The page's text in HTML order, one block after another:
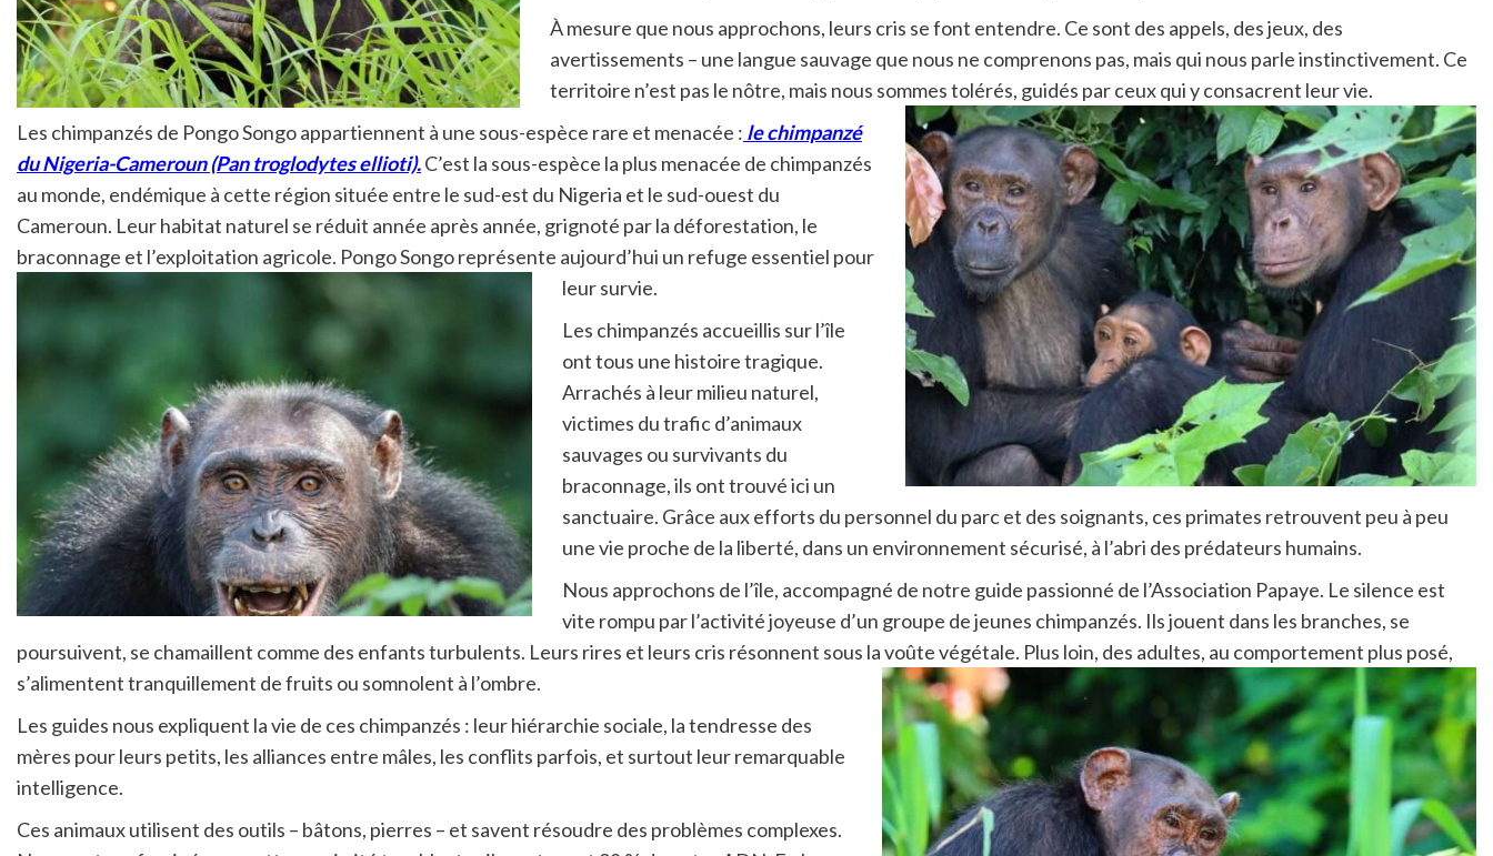
À mesure que nous approchons, leurs cris se font entendre. Ce sont des appels, des jeux, des
avertissements – une langue sauvage que nous ne comprenons pas, mais qui nous parle instinctivement. Ce
territoire n’est pas le nôtre, mais nous sommes tolérés, guidés par ceux qui y consacrent leur vie.
Les chimpanzés de Pongo Songo appartiennent à une sous-espèce rare et menacée : le chimpanzé
du Nigeria-Cameroun (Pan troglodytes ellioti).C’est la sous-espèce la plus menacée de chimpanzés
au monde, endémique à cette région située entre le sud-est du Nigeria et le sud-ouest du
Cameroun. Leur habitat naturel se réduit année après année, grignoté par la déforestation, le
braconnage et l’exploitation agricole. Pongo Songo représente aujourd’hui un refuge essentiel pour
leur survie.
Les chimpanzés accueillis sur l’île
ont tous une histoire tragique.
Arrachés à leur milieu naturel,
victimes du trafic d’animaux
sauvages ou survivants du
braconnage, ils ont trouvé ici un
sanctuaire. Grâce aux efforts du personnel du parc et des soignants, ces primates retrouvent peu à peu
une vie proche de la liberté, dans un environnement sécurisé, à l’abri des prédateurs humains.
Nous approchons de l’île, accompagné de notre guide passionné de l’Association Papaye. Le silence est
vite rompu par l’activité joyeuse d’un groupe de jeunes chimpanzés. Ils jouent dans les branches, se
poursuivent, se chamaillent comme des enfants turbulents. Leurs rires et leurs cris résonnent sous la voûte végétale. Plus loin, des adultes, au comportement plus posé,
s’alimentent tranquillement de fruits ou somnolent à l’ombre.
Les guides nous expliquent la vie de ces chimpanzés : leur hiérarchie sociale, la tendresse des
mères pour leurs petits, les alliances entre mâles, les conflits parfois, et surtout leur remarquable
intelligence.
Ces animaux utilisent des outils – bâtons, pierres – et savent résoudre des problèmes complexes.